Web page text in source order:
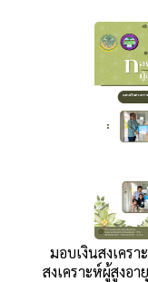
มอบเงินสงเคร
สงเคราะห์ผู้สูงอา